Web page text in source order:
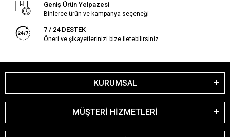
Geniş Ürün Yelpazesi
Binlerce ürün ve kampanya seçeneği
7 / 24 DESTEK
Öneri ve şikayetlerinizi bize iletebilirsiniz.
KURUMSAL
MÜŞTERİ HİZMETLERİ